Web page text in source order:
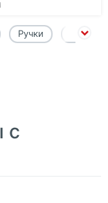
Ручки Карты
с